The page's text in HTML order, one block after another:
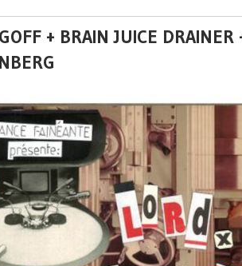
+ BRAIN JUICE DRAINER